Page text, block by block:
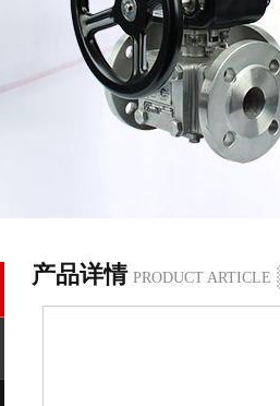
产品详情 PRODUCT ARTICLE